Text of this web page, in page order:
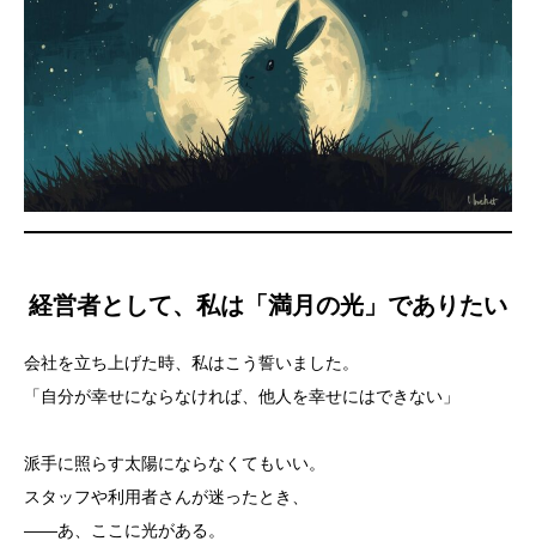
経営者として、私は「満月の光」でありたい
会社を立ち上げた時、私はこう誓いました。
「自分が幸せにならなければ、他人を幸せにはできない」
派手に照らす太陽にならなくてもいい。
スタッフや利用者さんが迷ったとき、
――あ、ここに光がある。